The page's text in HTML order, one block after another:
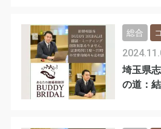
埼玉県
の道：
総合